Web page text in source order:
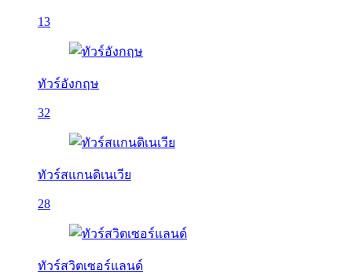
13
ทัวร์อังกฤษ
32
ทัวร์สแกนดิเนเวีย
28
ทัวร์สวิตเซอร์แลนด์